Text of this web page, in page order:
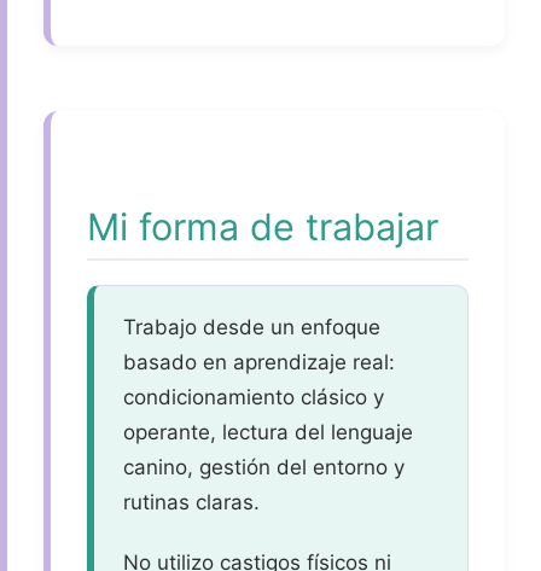
Mi forma de trabajar
Trabajo desde un enfoque
basado en aprendizaje real:
condicionamiento clásico y
operante, lectura del lenguaje
canino, gestión del entorno y
rutinas claras.
No utilizo castigos físicos ni